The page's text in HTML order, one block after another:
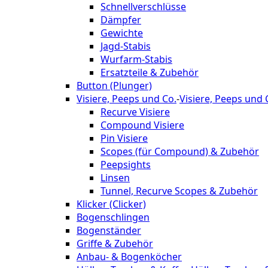
Schnellverschlüsse
Dämpfer
Gewichte
Jagd-Stabis
Wurfarm-Stabis
Ersatzteile & Zubehör
Button (Plunger)
Visiere, Peeps und Co.-Visiere, Peeps und
Recurve Visiere
Compound Visiere
Pin Visiere
Scopes (für Compound) & Zubehör
Peepsights
Linsen
Tunnel, Recurve Scopes & Zubehör
Klicker (Clicker)
Bogenschlingen
Bogenständer
Griffe & Zubehör
Anbau- & Bogenköcher